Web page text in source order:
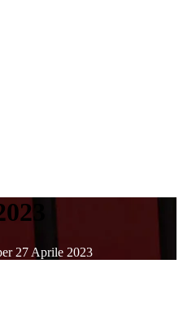
27 Aprile 2023